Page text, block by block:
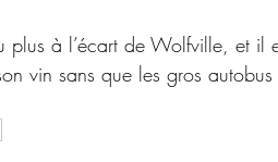
plus à l’écart de Wolfville, et il
vin sans que les gros autobus